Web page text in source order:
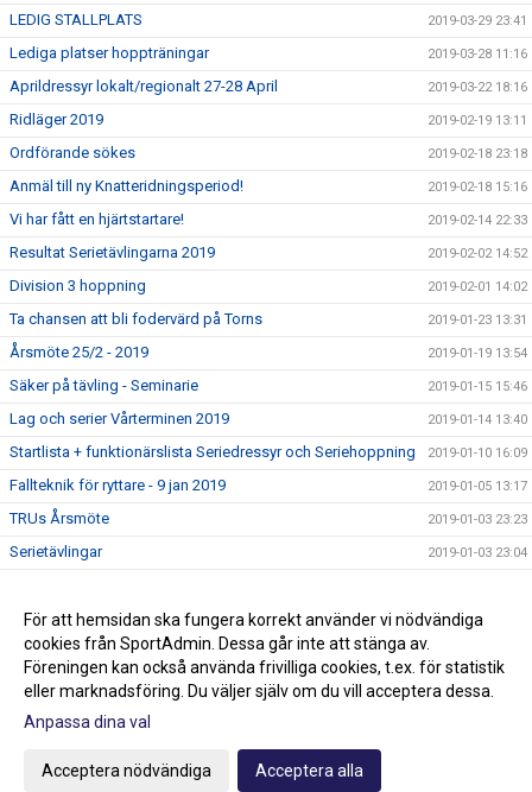
LEDIG STALLPLATS 2019-03-29 23:41
Lediga platser hoppträningar 2019-03-28 11:16
Aprildressyr lokalt/regionalt 27-28 April 2019-03-22 18:16
Ridläger 2019 2019-02-19 13:11
Ordförande sökes 2019-02-18 23:18
Anmäl till ny Knatteridningsperiod! 2019-02-18 15:16
Vi har fått en hjärtstartare! 2019-02-14 22:33
Resultat Serietävlingarna 2019 2019-02-02 14:52
Division 3 hoppning 2019-02-01 14:02
Ta chansen att bli fodervärd på Torns 2019-01-23 13:31
Årsmöte 25/2 - 2019 2019-01-19 13:54
Säker på tävling - Seminarie 2019-01-15 15:46
Lag och serier Vårterminen 2019 2019-01-14 13:40
Startlista + funktionärslista Seriedressyr och Seriehoppning 2019-01-10 16:09
Fallteknik för ryttare - 9 jan 2019 2019-01-05 13:17
TRUs Årsmöte 2019-01-03 23:23
Serietävlingar 2019-01-03 23:04
Ledig stallplats i ponnystallet 2018-12-14 16:43
Klubbmästerskap och Minimästerskap 2018 2018-02-01 13:36
Gå till Webbversion
För att hemsidan ska fungera korrekt använder vi nödvändiga
cookies från SportAdmin. Dessa går inte att stänga av.
Föreningen kan också använda frivilliga cookies, t.ex. för statistik
eller marknadsföring. Du väljer själv om du vill acceptera dessa.
Anpassa dina val
Acceptera nödvändiga Acceptera alla